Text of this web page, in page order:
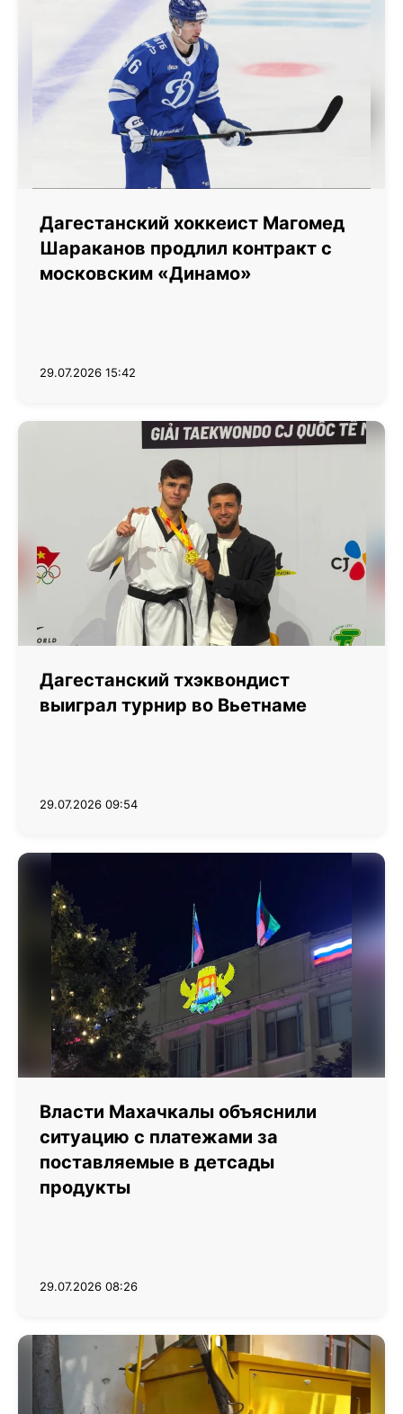
Дагестанский хоккеист Магомед
Шараканов продлил контракт с
московским «Динамо»
29.07.2026 15:42
Дагестанский тхэквондист
выиграл турнир во Вьетнаме
29.07.2026 09:54
Власти Махачкалы объяснили
ситуацию с платежами за
поставляемые в детсады
продукты
29.07.2026 08:26